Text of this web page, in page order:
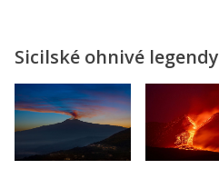
Sicilské ohnivé legendy